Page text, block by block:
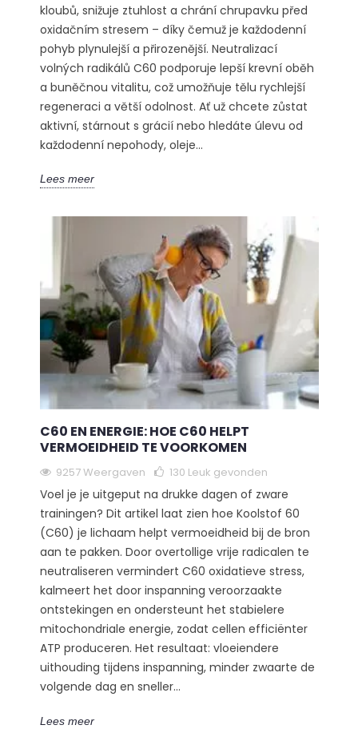
kloubů, snižuje ztuhlost a chrání chrupavku před
oxidačním stresem – díky čemuž je každodenní
pohyb plynulejší a přirozenější. Neutralizací
volných radikálů C60 podporuje lepší krevní oběh
a buněčnou vitalitu, což umožňuje tělu rychlejší
regeneraci a větší odolnost. Ať už chcete zůstat
aktivní, stárnout s grácií nebo hledáte úlevu od
každodenní nepohody, oleje...
Lees meer
C60 EN ENERGIE: HOE C60 HELPT
VERMOEIDHEID TE VOORKOMEN
9257 Weergaven 130 Leuk gevonden
Voel je je uitgeput na drukke dagen of zware
trainingen? Dit artikel laat zien hoe Koolstof 60
(C60) je lichaam helpt vermoeidheid bij de bron
aan te pakken. Door overtollige vrije radicalen te
neutraliseren vermindert C60 oxidatieve stress,
kalmeert het door inspanning veroorzaakte
ontstekingen en ondersteunt het stabielere
mitochondriale energie, zodat cellen efficiënter
ATP produceren. Het resultaat: vloeiendere
uithouding tijdens inspanning, minder zwaarte de
volgende dag en sneller...
Lees meer